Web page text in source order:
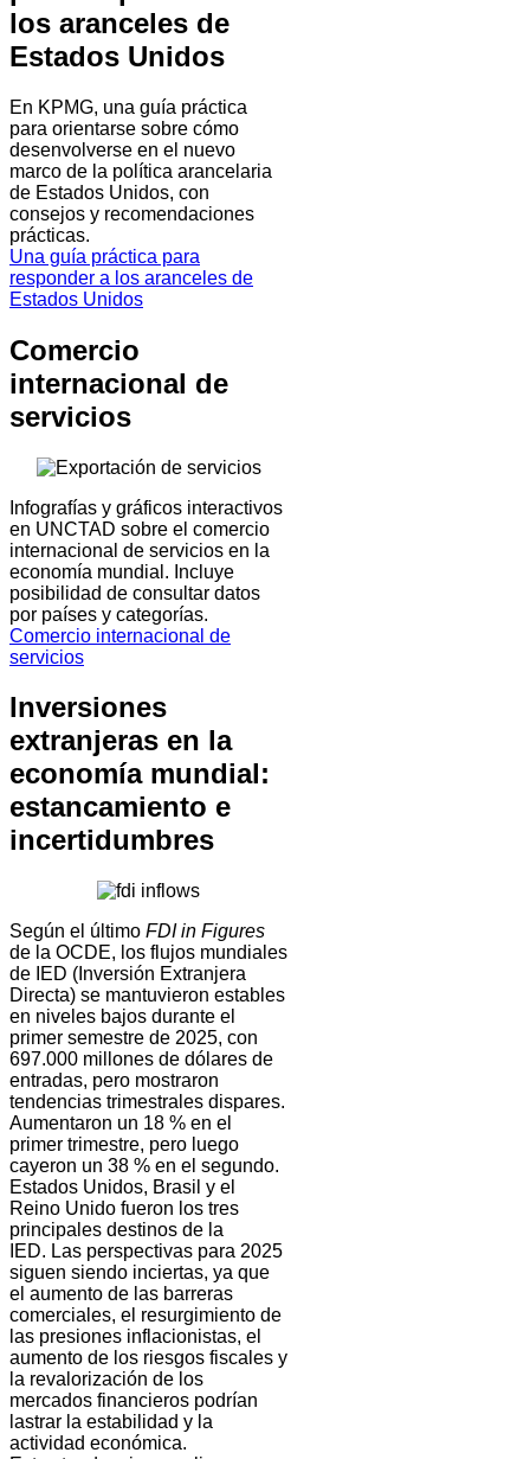
los aranceles de
Estados Unidos
En KPMG, una guía práctica
para orientarse sobre cómo
desenvolverse en el nuevo
marco de la política arancelaria
de Estados Unidos, con
consejos y recomendaciones
prácticas.
Una guía práctica para
responder a los aranceles de
Estados Unidos
Comercio
internacional de
servicios
Infografías y gráficos interactivos
en UNCTAD sobre el comercio
internacional de servicios en la
economía mundial. Incluye
posibilidad de consultar datos
por países y categorías.
Comercio internacional de
servicios
Inversiones
extranjeras en la
economía mundial:
estancamiento e
incertidumbres
Según el último FDI in Figures
de la OCDE, los flujos mundiales
de IED (Inversión Extranjera
Directa) se mantuvieron estables
en niveles bajos durante el
primer semestre de 2025, con
697.000 millones de dólares de
entradas, pero mostraron
tendencias trimestrales dispares.
Aumentaron un 18 % en el
primer trimestre, pero luego
cayeron un 38 % en el segundo.
Estados Unidos, Brasil y el
Reino Unido fueron los tres
principales destinos de la
IED. Las perspectivas para 2025
siguen siendo inciertas, ya que
el aumento de las barreras
comerciales, el resurgimiento de
las presiones inflacionistas, el
aumento de los riesgos fiscales y
la revalorización de los
mercados financieros podrían
lastrar la estabilidad y la
actividad económica.